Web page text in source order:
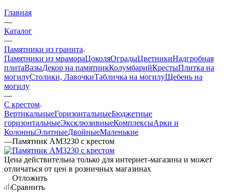
Главная
—
Каталог
—
Памятники из гранита
Памятники из мрамораЦоколяОградыЦветникиНадгробная
плитаВазыДекор на памятникКолумбарийКрестыПлитка на
могилуСтолики, ЛавочкиТабличка на могилуЩебень на
могилу
—
С крестом
ВертикальныеГоризонтальныеБюджетные
горизонтальныеЭксклюзивныеКомплексыАрки и
КолонныЭлитныеДвойныеМаленькие
—Памятник AM3230 с крестом
Цена действительна только для интернет-магазина и может
отличаться от цен в розничных магазинах
Отложить
Сравнить